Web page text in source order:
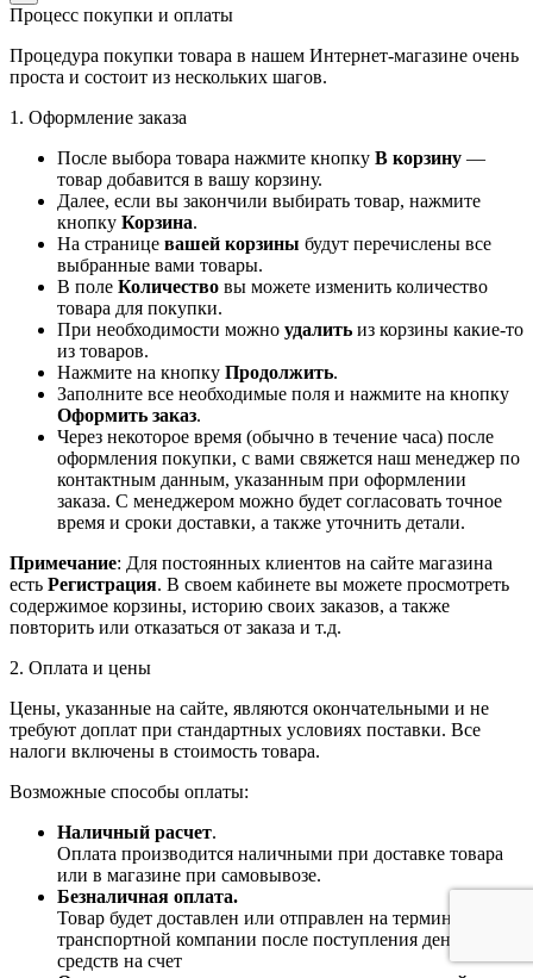
Процесс покупки и оплаты
Процедура покупки товара в нашем Интернет-магазине очень
проста и состоит из нескольких шагов.
1. Оформление заказа
После выбора товара нажмите кнопку В корзину —
товар добавится в вашу корзину.
Далее, если вы закончили выбирать товар, нажмите
кнопку Корзина.
На странице вашей корзины будут перечислены все
выбранные вами товары.
В поле Количество вы можете изменить количество
товара для покупки.
При необходимости можно удалить из корзины какие-то
из товаров.
Нажмите на кнопку Продолжить.
Заполните все необходимые поля и нажмите на кнопку
Оформить заказ.
Через некоторое время (обычно в течение часа) после
оформления покупки, с вами свяжется наш менеджер по
контактным данным, указанным при оформлении
заказа. С менеджером можно будет согласовать точное
время и сроки доставки, а также уточнить детали.
Примечание: Для постоянных клиентов на сайте магазина
есть Регистрация. В своем кабинете вы можете просмотреть
содержимое корзины, историю своих заказов, а также
повторить или отказаться от заказа и т.д.
2. Оплата и цены
Цены, указанные на сайте, являются окончательными и не
требуют доплат при стандартных условиях поставки. Все
налоги включены в стоимость товара.
Возможные способы оплаты:
Наличный расчет.
Оплата производится наличными при доставке товара
или в магазине при самовывозе.
Безналичная оплата.
Товар будет доставлен или отправлен на терминал
транспортной компании после поступления денежных
средств на счет